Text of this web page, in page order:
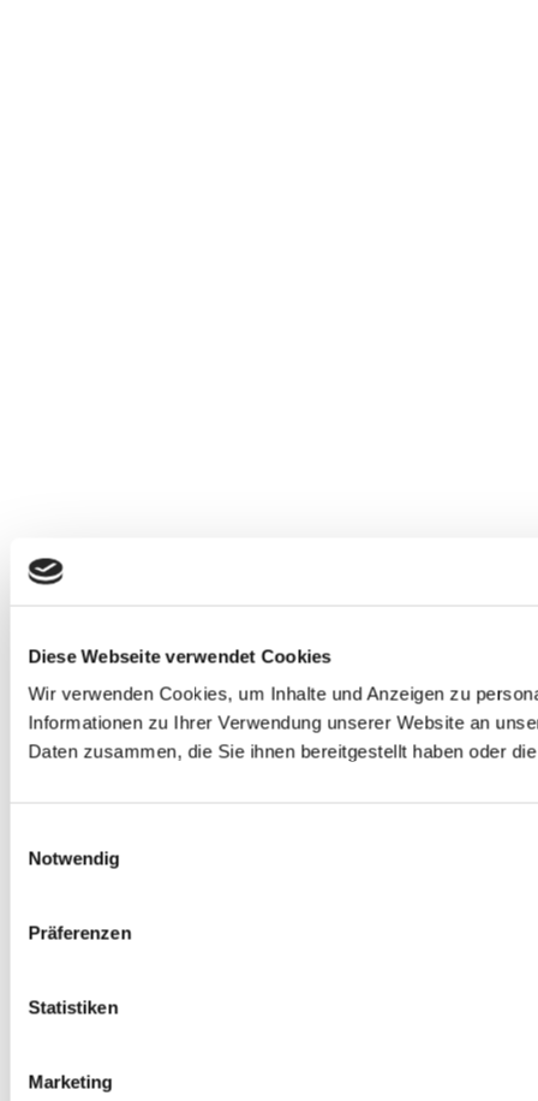
Diese Webseite verwendet Cookies
Wir verwenden Cookies, um Inhalte und Anzeigen zu
Informationen zu Ihrer Verwendung unserer Website an
Daten zusammen, die Sie ihnen bereitgestellt haben oder
Notwendig
Präferenzen
Statistiken
Marketing